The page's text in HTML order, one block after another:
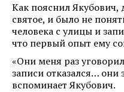
Как пояснил Якубович,
святое, и было не
человека с улицы и
что первый опыт ему
«Они меня раз
записи отказался… они
вспоминает Якубович.